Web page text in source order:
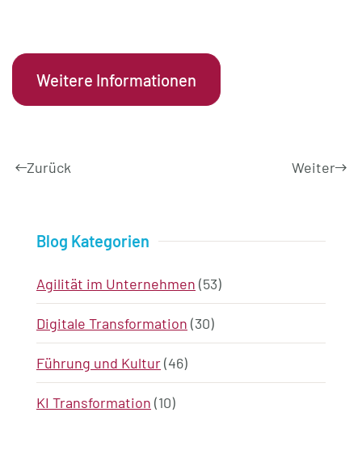
Weitere Informationen
Zurück Weiter
Blog Kategorien
Agilität im Unternehmen (53)
Digitale Transformation (30)
Führung und Kultur(46)
KI Transformation (10)